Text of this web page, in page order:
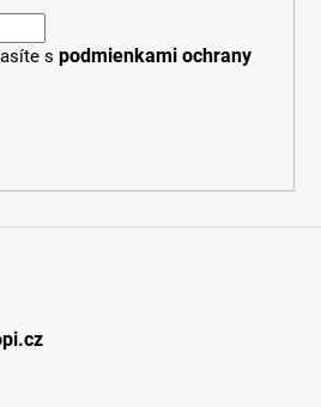
s podmienkami ochrany